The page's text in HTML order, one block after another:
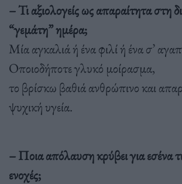
– Τι αξιολογείς ως απαραίτητα στη
“γεμάτη” ημέρα;
Μία αγκαλιά ή ένα φιλί ή ένα σ’
Οποιοδήποτε γλυκό μοίρασμα,
το βρίσκω βαθιά ανθρώπινο και
ψυχική υγεία.
– Ποια απόλαυση κρύβει για εσένα
ενοχές;